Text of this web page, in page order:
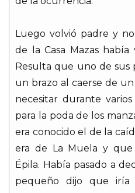
Luego volvió padre y
de la Casa Mazas
Resulta que uno de sus
un brazo al caerse de
necesitar durante
para la poda de los
era conocido el de la
era de La Muela y
Épila. Había pasado a
pequeño dijo que